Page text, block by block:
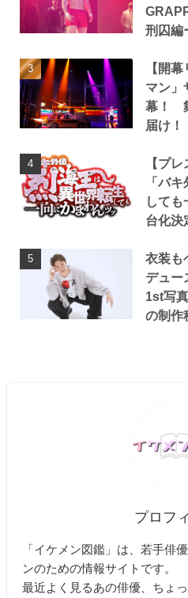
刑囚編
【開
マン
幕！
届け！
【プ
「バ
して
台化決
衣装も
デュ
1st写
の制作
プロフ
「イケメン図鑑」は、若手俳
ンのための情報サイトです。
最近よく見るあの俳優、ちょ